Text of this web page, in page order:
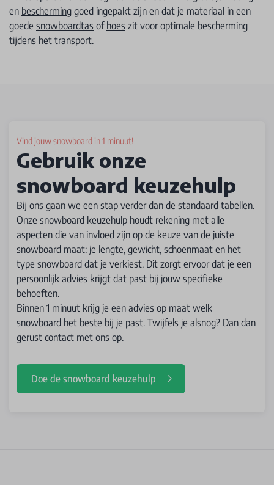
en bescherming goed ingepakt zijn en dat je materiaal in een
goede snowboardtas of hoes zit voor optimale bescherming
tijdens het transport.
Vind jouw snowboard in 1 minuut!
Gebruik onze
snowboard keuzehulp
Bij ons gaan we een stap verder dan de standaard tabellen.
Onze snowboard keuzehulp houdt rekening met alle
aspecten die van invloed zijn op de keuze van de juiste
snowboard maat: je lengte, gewicht, schoenmaat en het
type snowboard dat je verkiest. Dit zorgt ervoor dat je een
persoonlijk advies krijgt dat past bij jouw specifieke
behoeften.
Binnen 1 minuut krijg je een advies op maat welk
snowboard het beste bij je past. Twijfels je alsnog? Dan dan
gerust contact met ons op.
Doe de snowboard keuzehulp